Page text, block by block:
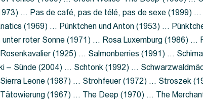
… Pas de café, pas de télé, pas de sexe (1999)
(1969) … Pünktchen und Anton (1953) …
roter Sonne (1971) … Rosa Luxemburg (1986) …
(1925) … Salmonberries (1991) …
– Sünde (2004) … Schtonk (1992) …
Leone (1987) … Strohfeuer (1972) … Stroszek
(1967) … The Deep (1970) … The